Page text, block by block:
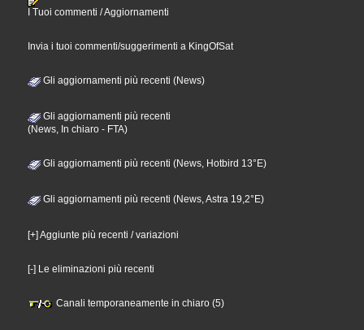
I Tuoi commenti / Aggiornamenti
Invia i tuoi commenti/suggerimenti a KingOfSat
Gli aggiornamenti più recenti (News)
Gli aggiornamenti più recenti
(News, In chiaro - FTA)
Gli aggiornamenti più recenti (News, Hotbird 13°E)
Gli aggiornamenti più recenti (News, Astra 19,2°E)
[+] Aggiunte più recenti / variazioni
[-] Le eliminazioni più recenti
Canali temporaneamente in chiaro (5)